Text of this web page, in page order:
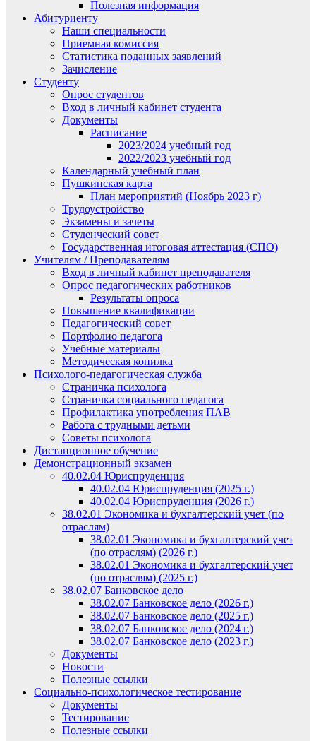
Полезная информация
Абитуриенту
Наши специальности
Приемная комиссия
Статистика поданных заявлений
Зачисление
Студенту
Опрос студентов
Вход в личный кабинет студента
Документы
Расписание
2023/2024 учебный год
2022/2023 учебный год
Календарный учебный план
Пушкинская карта
План мероприятий (Ноябрь 2023 г)
Трудоустройство
Экзамены и зачеты
Студенческий совет
Государственная итоговая аттестация (СПО)
Учителям / Преподавателям
Вход в личный кабинет преподавателя
Опрос педагогических работников
Результаты опроса
Повышение квалификации
Педагогический совет
Портфолио педагога
Учебные материалы
Методическая копилка
Психолого-педагогическая служба
Страничка психолога
Страничка социального педагога
Профилактика употребления ПАВ
Работа с трудными детьми
Советы психолога
Дистанционное обучение
Демонстрационный экзамен
40.02.04 Юриспруденция
40.02.04 Юриспруденция (2025 г.)
40.02.04 Юриспруденция (2026 г.)
38.02.01 Экономика и бухгалтерский учет (по
отраслям)
38.02.01 Экономика и бухгалтерский учет
(по отраслям) (2026 г.)
38.02.01 Экономика и бухгалтерский учет
(по отраслям) (2025 г.)
38.02.07 Банковское дело
38.02.07 Банковское дело (2026 г.)
38.02.07 Банковское дело (2025 г.)
38.02.07 Банковское дело (2024 г.)
38.02.07 Банковское дело (2023 г.)
Документы
Новости
Полезные ссылки
Социально-психологическое тестирование
Документы
Тестирование
Полезные ссылки